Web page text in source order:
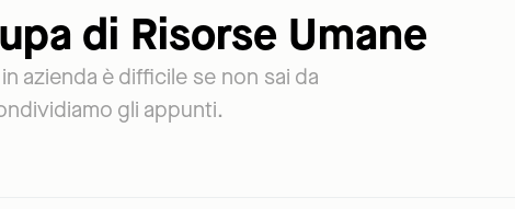
di Risorse Umane
azienda è difficile se non sai da
gli appunti.